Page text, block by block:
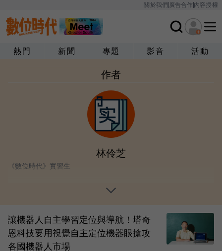
關於我們廣告合作內容授權
熱門 新聞 專題 影音 活動
作者
林伶芝
《數位時代》實習生
讓機器人自主學習定位與導航！塔奇
恩科技要用視覺自主定位機器眼搶攻
各國機器人市場